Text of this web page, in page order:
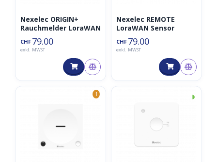
Nexelec ORIGIN+
Rauchmelder LoraWAN
CHF 79.00
exkl. MWST
Nexelec REMOTE
LoraWAN Sensor
CHF 79.00
exkl. MWST
1 ◑